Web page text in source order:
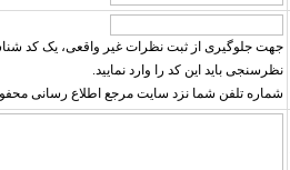
جهت جلوگیری از ثبت نظرات غیر واقعی، یک کد
نظرسنجی باید این کد را وارد نمایید.
شماره تلفن شما نزد سایت مرجع اطلاع رسانی